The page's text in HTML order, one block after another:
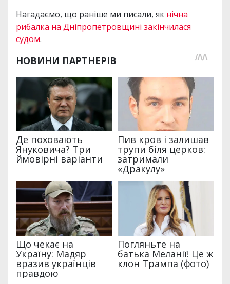
Нагадаємо, що раніше ми писали, як нічна
рибалка на Дніпропетровщині закінчилася
судом.